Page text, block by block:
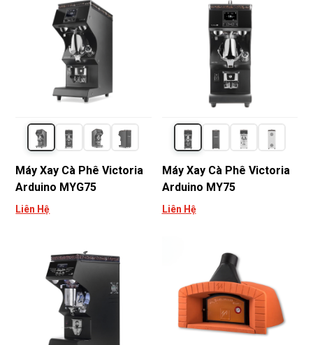
Máy Xay Cà Phê Victoria
Arduino MYG75
Liên Hệ
Máy Xay Cà Phê Victoria
Arduino MY75
Liên Hệ